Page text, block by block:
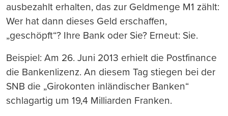
ausbezahlt erhalten, das zur Geldmenge M1 zählt:
Wer hat dann dieses Geld erschaffen,
„geschöpft“? Ihre Bank oder Sie? Erneut: Sie.
Beispiel: Am 26. Juni 2013 erhielt die Postfinance
die Bankenlizenz. An diesem Tag stiegen bei der
SNB die „Girokonten inländischer Banken“
schlagartig um 19,4 Milliarden Franken.